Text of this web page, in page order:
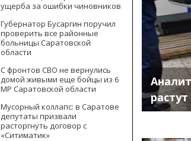
ущерба за ошибки чиновников
Губернатор Бусаргин поручил
проверить все районные
больницы Саратовской
области
С фронтов СВО не вернулись
домой живыми еще бойцы из 6
МР Саратовской области
Мусорный коллапс: в Саратове
депутаты призвали
расторгнуть договор с
«Ситиматик»